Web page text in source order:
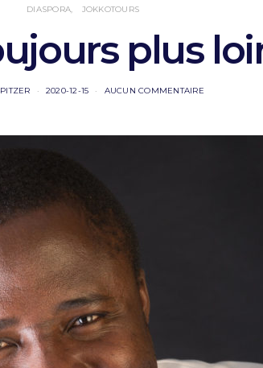
DIASPORA JOKKOTOURS
plus
2020-12-15 AUCUN COMMENTAIRE